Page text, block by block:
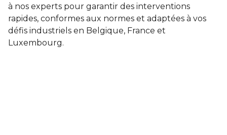
à nos experts pour garantir des interventions
rapides, conformes aux normes et adaptées à vos
défis industriels en Belgique, France et
Luxembourg.